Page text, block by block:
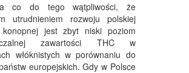
co do tego wątpliwości, że
utrudnieniem rozwoju polskiej
jest zbyt niski poziom
zawartości THC w
włóknistych w porównaniu do
europejskich. Gdy w Polsce